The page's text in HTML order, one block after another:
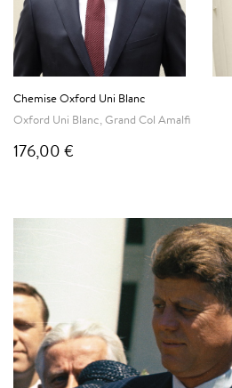
Chemise Oxford Uni Blanc
Oxford Uni Blanc, Grand Col Amalfi
176,00 €